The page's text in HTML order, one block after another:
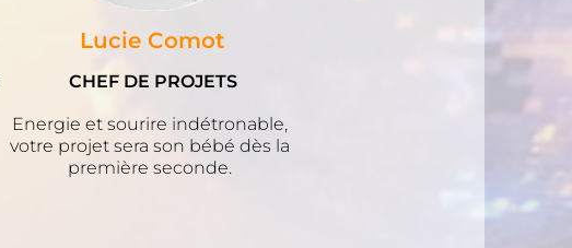
Lucie Comot
CHEF DE PROJETS
Energie et sourire indétronable,
votre projet sera son bébé dès la
première seconde.